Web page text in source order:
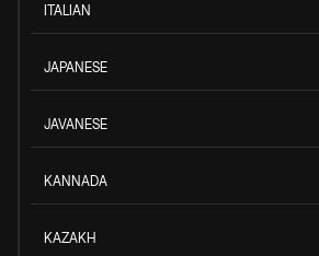
ITALIAN
JAPANESE
JAVANESE
KANNADA
KAZAKH